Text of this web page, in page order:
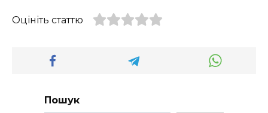
Оцініть статтю
Пошук